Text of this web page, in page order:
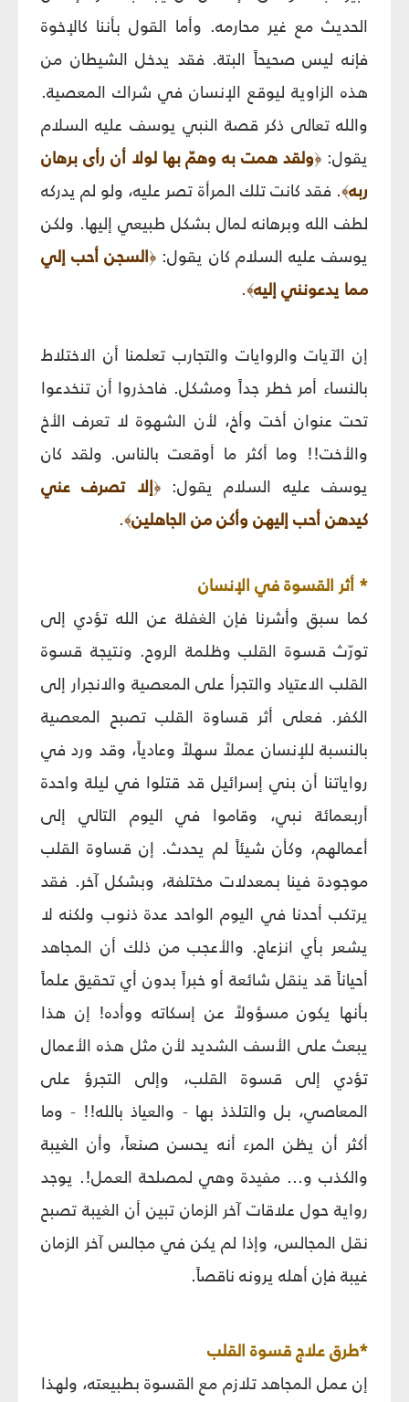
الحديث مع غير محارمه. وأما القول بأننا كالإخوة
فإنه ليس صحيحاً البتة. فقد يدخل الشيطان من
هذه الزاوية ليوقع الإنسان في شراك المعصية.
والله تعالى ذكر قصة النبي يوسف عليه السلام
يقول: ﴿ولقد همت به وهمّ بها لولا أن رأى برهان
ربه﴾. فقد كانت تلك المرأة تصر عليه، ولو لم يدركه
لطف الله وبرهانه لمال بشكل طبيعي إليها. ولكن
يوسف عليه السلام كان يقول: ﴿السجن أحب إلي
مما يدعونني إليه﴾.
إن الآيات والروايات والتجارب تعلمنا أن الاختلاط
بالنساء أمر خطر جداً ومشكل. فاحذروا أن تنخدعوا
تحت عنوان أخت وأخ، لأن الشهوة لا تعرف الأخ
والأخت!! وما أكثر ما أوقعت بالناس. ولقد كان
يوسف عليه السلام يقول:
﴿إلا تصرف عني
كيدهن أحب إليهن وأكن من الجاهلين﴾.
* أثر القسوة في الإنسان‏
كما سبق وأشرنا فإن الغفلة عن الله تؤدي إلى
تورّث قسوة القلب وظلمة الروح. ونتيجة قسوة
القلب الاعتياد والتجرأ على المعصية والانجرار إلى
الكفر. فعلى أثر قساوة القلب تصبح المعصية
بالنسبة للإنسان عملاً سهلاً وعادياً، وقد ورد في
رواياتنا أن بني إسرائيل قد قتلوا في ليلة واحدة
أربعمائة نبي، وقاموا في اليوم التالي إلى
أعمالهم، وكأن شيئاً لم يحدث. إن قساوة القلب
موجودة فينا بمعدلات مختلفة، وبشكل آخر. فقد
يرتكب أحدنا في اليوم الواحد عدة ذنوب ولكنه لا
يشعر بأي انزعاج. والأعجب من ذلك أن المجاهد
أحياناً قد ينقل شائعة أو خبراً بدون أي تحقيق علماً
بأنها يكون مسؤولاً عن إسكاته ووأده! إن هذا
يبعث على الأسف الشديد لأن مثل هذه الأعمال
تؤدي إلى قسوة القلب، وإلى التجرؤ على
المعاصي، بل والتلذذ بها - والعياذ بالله!! - وما
أكثر أن يظن المرء أنه يحسن صنعاً، وأن الغيبة
والكذب و... مفيدة وهي لمصلحة العمل!. يوجد
رواية حول علاقات آخر الزمان تبين أن الغيبة تصبح
نقل المجالس، وإذا لم يكن في مجالس آخر الزمان
غيبة فإن أهله يرونه ناقصاً.
*طرق علاج قسوة القلب‏
إن عمل المجاهد تلازم مع القسوة بطبيعته، ولهذا